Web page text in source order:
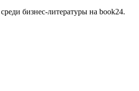
бизнес-литературы на book24.